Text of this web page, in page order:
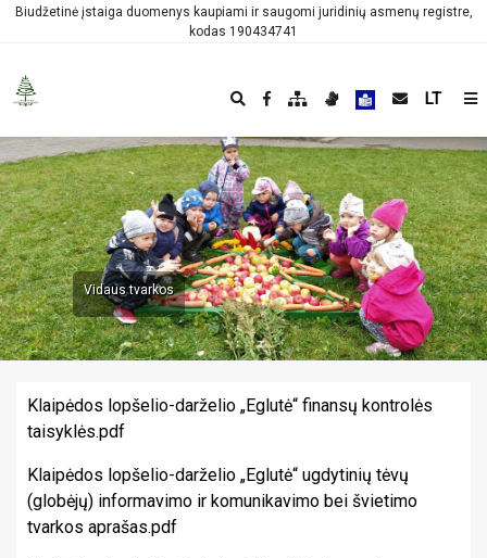
Biudžetinė įstaiga duomenys kaupiami ir saugomi juridinių asmenų registre,
kodas 190434741
LT
Vidaus tvarkos
Klaipėdos lopšelio-darželio „Eglutė“ finansų kontrolės
taisyklės.pdf
Klaipėdos lopšelio-darželio „Eglutė“ ugdytinių tėvų
(globėjų) informavimo ir komunikavimo bei švietimo
tvarkos aprašas.pdf